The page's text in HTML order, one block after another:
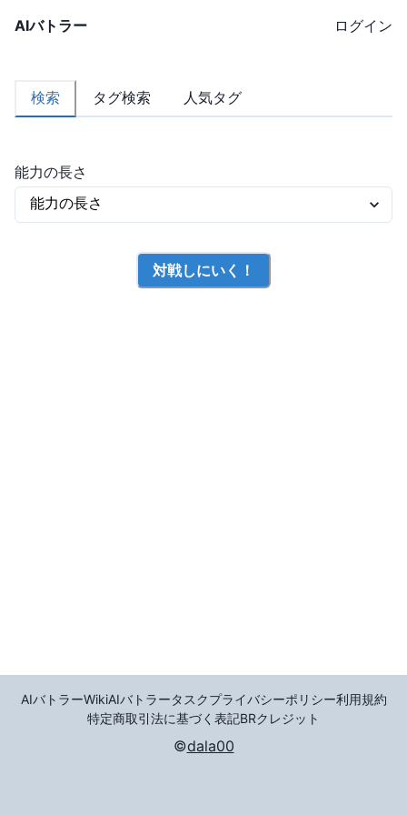
AIバトラー ログイン
検索 タグ検索 人気タグ
能力の長さ
対戦しにいく！
AIバトラーWikiAIバトラータスクプライバシーポリシー利用規約
特定商取引法に基づく表記BRクレジット
©dala00